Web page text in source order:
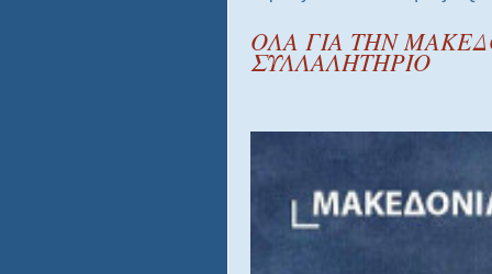
ΟΛΑ ΓΙΑ ΤΗΝ
ΣΥΛΛΑΛΗΤΗΡΙΟ